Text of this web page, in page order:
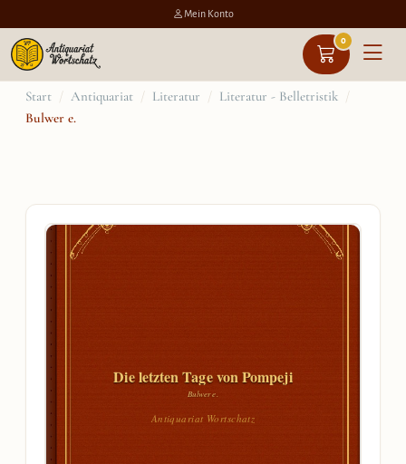
Mein Konto
0
Zum
Inhalt
Start / Antiquariat / Literatur / Literatur - Belletristik /
Bulwer e.
Die letzten Tage von Pompeji
Bulwer e.
Antiquariat Wortschatz